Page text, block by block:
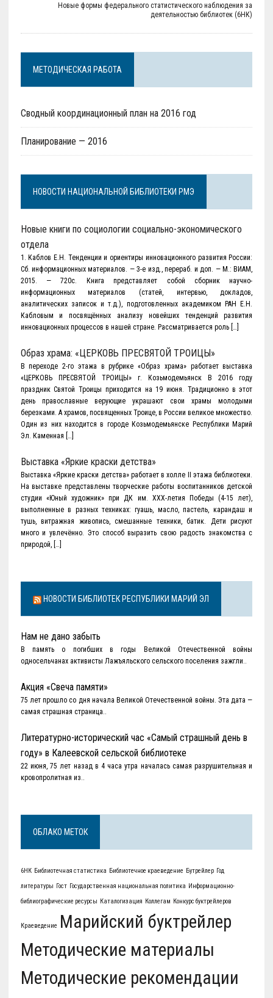
Новые формы федерального статистического наблюдения за
деятельностью библиотек (6НК)
МЕТОДИЧЕСКАЯ РАБОТА
Сводный координационный план на 2016 год
Планирование — 2016
НОВОСТИ НАЦИОНАЛЬНОЙ БИБЛИОТЕКИ РМЭ
Новые книги по социологии социально-экономического
отдела
1. Каблов Е.Н. Тенденции и ориентиры инновационного развития России:
Сб. информационных материалов. — 3-е изд., перераб. и доп. — М.: ВИАМ,
2015. — 720с. Книга представляет собой сборник научно-
информационных материалов (статей, интервью, докладов,
аналитических записок и т.д.), подготовленных академиком РАН Е.Н.
Кабловым и посвящённых анализу новейших тенденций развития
инновационных процессов в нашей стране. Рассматривается роль […]
Образ храма: «ЦЕРКОВЬ ПРЕСВЯТОЙ ТРОИЦЫ»
В переходе 2-го этажа в рубрике «Образ храма» работает выставка
«ЦЕРКОВЬ ПРЕСВЯТОЙ ТРОИЦЫ» г. Козьмодемьянск В 2016 году
праздник Святой Троицы приходится на 19 июня. Традиционно в этот
день православные верующие украшают свои храмы молодыми
березками. А храмов, посвященных Троице, в России великое множество.
Один из них находится в городе Козьмодемьянске Республики Марий
Эл. Каменная […]
Выставка «Яркие краски детства»
Выставка «Яркие краски детства» работает в холле II этажа библиотеки.
На выставке представлены творческие работы воспитанников детской
студии «Юный художник» при ДК им. ХХХ-летия Победы (4-15 лет),
выполненные в разных техниках: гуашь, масло, пастель, карандаш и
тушь, витражная живопись, смешанные техники, батик. Дети рисуют
много и увлечённо. Это способ выразить свою радость знакомства с
природой, […]
НОВОСТИ БИБЛИОТЕК РЕСПУБЛИКИ МАРИЙ ЭЛ
Нам не дано забыть
В память о погибших в годы Великой Отечественной войны
односельчанах активисты Лажъяльского сельского поселения зажгли..
Акция «Свеча памяти»
75 лет прошло со дня начала Великой Отечественной войны. Эта дата —
самая страшная страница..
Литературно-исторический час «Самый страшный день в
году» в Калеевской сельской библиотеке
22 июня, 75 лет назад в 4 часа утра началась самая разрушительная и
кровопролитная из..
ОБЛАКО МЕТОК
6НК Библиотечная статистика Библиотечное краеведение Бутрейлер Год
литературы Гост Государственная национальная политика Информационно-
библиографические ресурсы Каталогизация Коллегам Конкурс буктрейлеров
Краеведение Марийский буктрейлер
Методические материалы
Методические рекомендации